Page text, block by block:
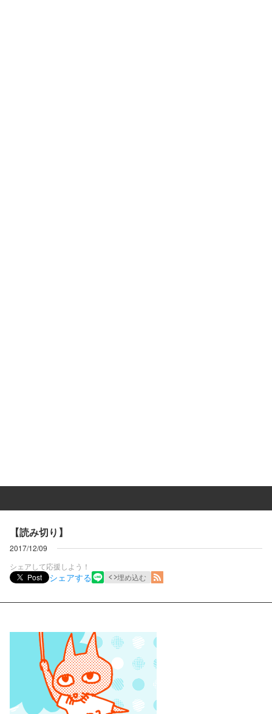
【読み切り】
2017/12/09
シェアして応援しよう！
Post
シェアする 埋め込む